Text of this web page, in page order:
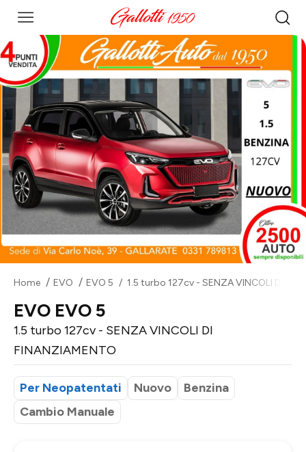
Home EVO EVO 5 1.5 turbo 127cv - SENZA VINCOLI DI
EVO EVO 5
1.5 turbo 127cv - SENZA VINCOLI DI
FINANZIAMENTO
Per Neopatentati Nuovo
Benzina
Cambio Manuale